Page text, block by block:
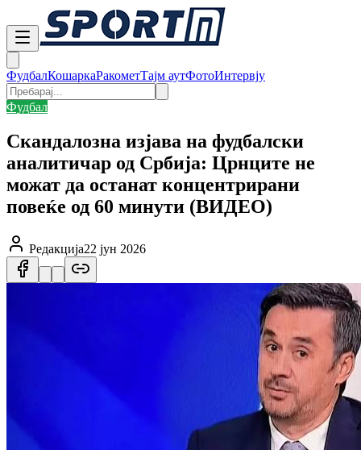
ФудбалКошаркаРакометТајм аутФотоИнтервју
Фудбал
Скандалозна изјава на фудбалски
аналитичар од Србија: Црнците не
можат да останат концентрирани
повеќе од 60 минути (ВИДЕО)
Редакција22 јун 2026